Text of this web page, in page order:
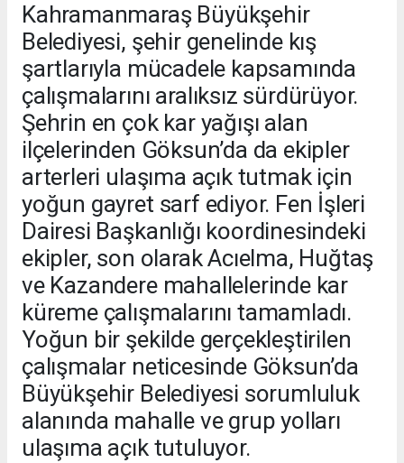
Kahramanmaraş Büyükşehir
Belediyesi, şehir genelinde kış
şartlarıyla mücadele kapsamında
çalışmalarını aralıksız sürdürüyor.
Şehrin en çok kar yağışı alan
ilçelerinden Göksun’da da ekipler
arterleri ulaşıma açık tutmak için
yoğun gayret sarf ediyor. Fen İşleri
Dairesi Başkanlığı koordinesindeki
ekipler, son olarak Acıelma, Huğtaş
ve Kazandere mahallelerinde kar
küreme çalışmalarını tamamladı.
Yoğun bir şekilde gerçekleştirilen
çalışmalar neticesinde Göksun’da
Büyükşehir Belediyesi sorumluluk
alanında mahalle ve grup yolları
ulaşıma açık tutuluyor.